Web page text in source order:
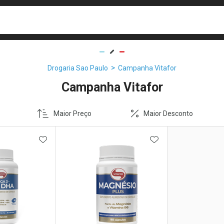
Drogaria Sao Paulo Campanha Vitafor
Campanha Vitafor
Maior Preço Maior Desconto
ADICIONAR AOS FAVORITOSADICIONAR AOS